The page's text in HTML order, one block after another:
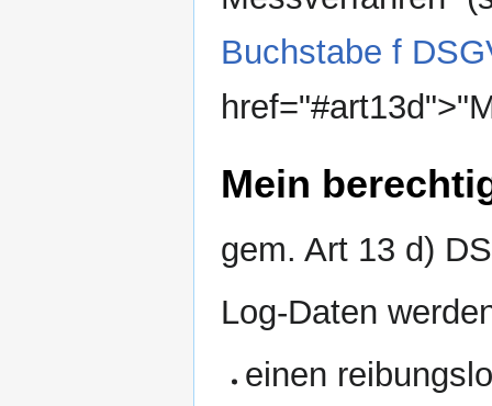
Buchstabe f
Mein
gem. Art 13 d)
Log-Daten
einen